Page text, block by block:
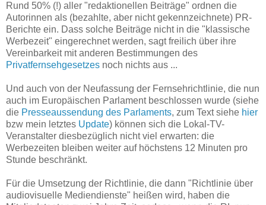
Rund 50% (!) aller "redaktionellen Beiträge" ordnen die
Autorinnen als (bezahlte, aber nicht gekennzeichnete) PR-
Berichte ein. Dass solche Beiträge nicht in die "klassische
Werbezeit" eingerechnet werden, sagt freilich über ihre
Vereinbarkeit mit anderen Bestimmungen des
Privatfernsehgesetzes noch nichts aus ...
Und auch von der Neufassung der Fernsehrichtlinie, die nun
auch im Europäischen Parlament beschlossen wurde (siehe
die Presseaussendung des Parlaments, zum Text siehe hier
bzw mein letztes Update) können sich die Lokal-TV-
Veranstalter diesbezüglich nicht viel erwarten: die
Werbezeiten bleiben weiter auf höchstens 12 Minuten pro
Stunde beschränkt.
Für die Umsetzung der Richtlinie, die dann "Richtlinie über
audiovisuelle Mediendienste" heißen wird, haben die